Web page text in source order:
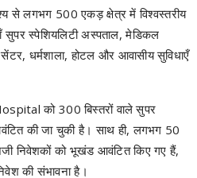
धर्मशाला, होटल और आवासीय सुविधाएँ
को 300 बिस्तरों वाले सुपर
की जा चुकी है। साथ ही, लगभग 50
निवेशकों को भूखंड आवंटित किए गए हैं,
की संभावना है।